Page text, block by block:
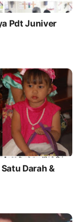
Pdt Juniver
Darah &